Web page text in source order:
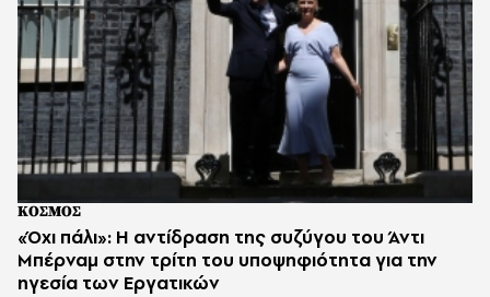
ΚΟΣΜΟΣ
«Όχι πάλι»: Η αντίδραση της συζύγου του Άντι
Μπέρναμ στην τρίτη του υποψηφιότητα για την
ηγεσία των Εργατικών